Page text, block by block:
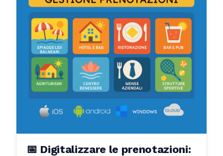
📅 Digitalizzare le prenotazioni: